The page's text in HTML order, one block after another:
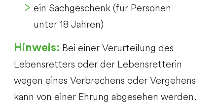
ein Sachgeschenk (für Personen
unter 18 Jahren)
Hinweis: Bei einer Verurteilung des
Lebensretters oder der Lebensretterin
wegen eines Verbrechens oder Vergehens
kann von einer Ehrung abgesehen werden.